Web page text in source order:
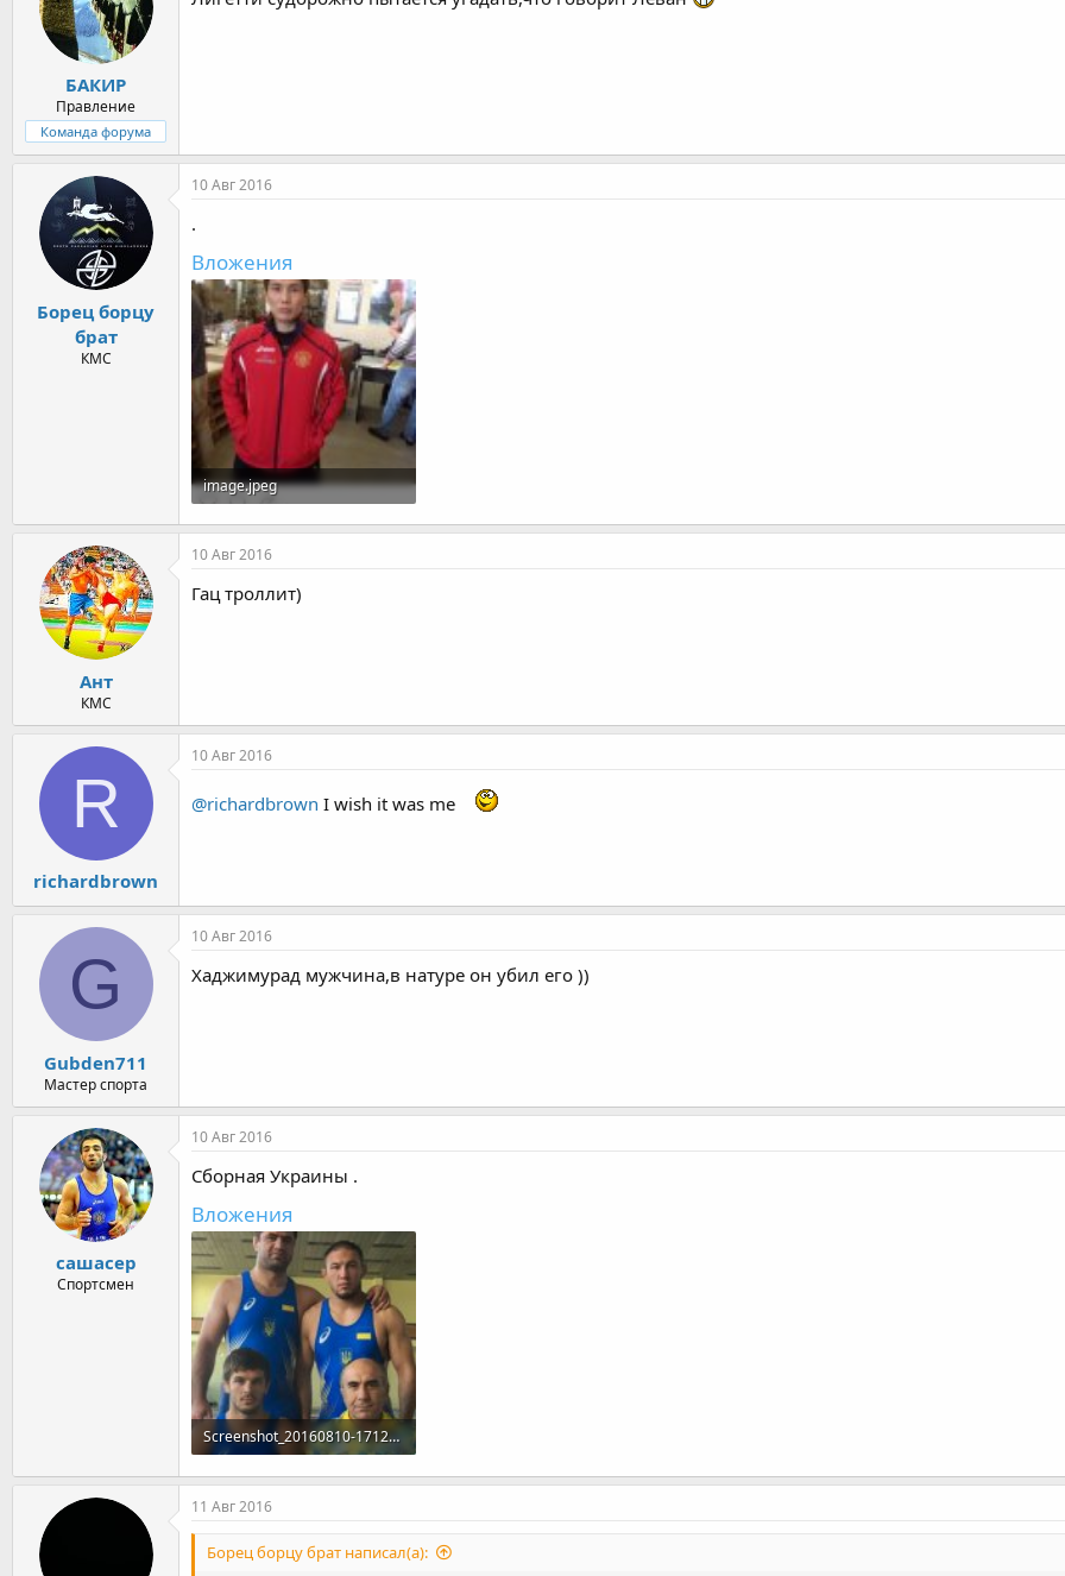
БАКИР
Правление
Команда форума
Борец борцу
брат
КМС
10 Авг 2016
.
Вложения
image.jpeg
123 KB · Просмотры: 1.175
Ант
КМС
10 Авг 2016
Гац троллит)
R
richardbrown
10 Авг 2016
@richardbrown I wish it was me
G
Gubden711
Мастер спорта
10 Авг 2016
Хаджимурад мужчина,в натуре он убил его ))
сашасер
Спортсмен
10 Авг 2016
Сборная Украины .
Вложения
Screenshot_20160810-171215.jpg
936,5 KB · Просмотры: 954
11 Авг 2016
Борец борцу брат написал(а):